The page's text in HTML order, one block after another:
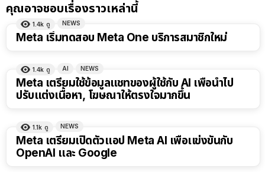
คุณอาจชอบเรื่องราวเหล่านี้
1.4k ดู NEWS
Meta เริ่มทดสอบ Meta One บริการสมาชิกใหม่
1.4k ดู AI NEWS
Meta เตรียมใช้ข้อมูลแชทของผู้ใช้กับ AI เพื่อนำไป
ปรับแต่งเนื้อหา, โฆษณาให้ตรงใจมากขึ้น
1.1k ดู NEWS
Meta เตรียมเปิดตัวเเอป Meta AI เพื่อเเข่งขันกับ
OpenAI เเละ Google